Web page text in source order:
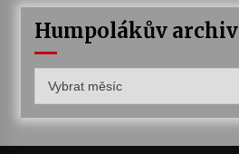
Humpolákův archiv
archiv